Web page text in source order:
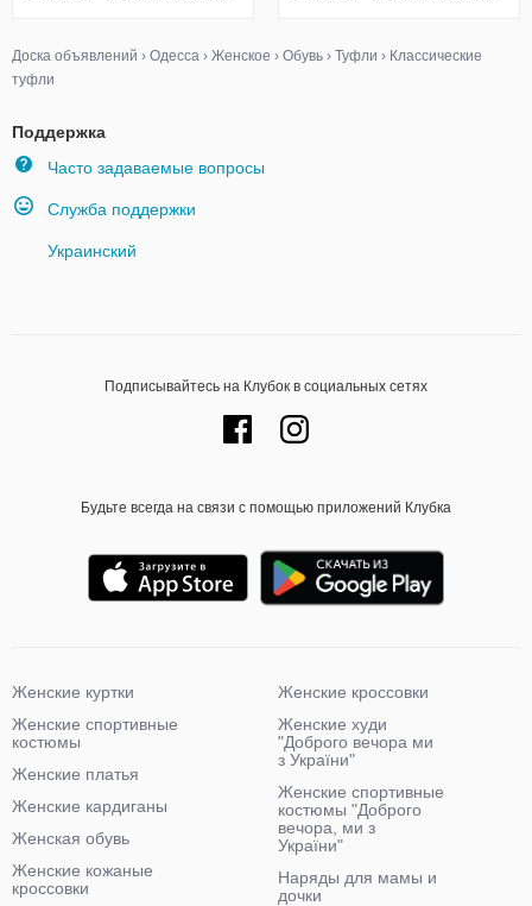
Доска объявлений › Одесса › Женское › Обувь › Туфли › Классические
туфли
Поддержка
Часто задаваемые вопросы
Служба поддержки
Украинский
Подписывайтесь на Клубок в социальных сетях
Будьте всегда на связи с помощью приложений Клубка
Женские куртки
Женские спортивные
костюмы
Женские платья
Женские кардиганы
Женская обувь
Женские кожаные
кроссовки
Женские кроссовки
Женские худи
"Доброго вечора ми
з України"
Женские спортивные
костюмы "Доброго
вечора, ми з
України"
Наряды для мамы и
дочки